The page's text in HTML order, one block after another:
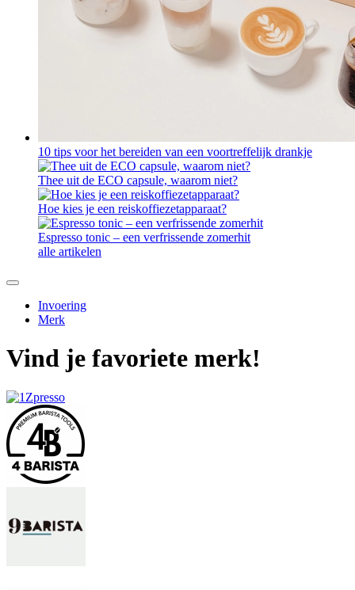
10 tips voor het bereiden van een voortreffelijk drankje
Thee uit de ECO capsule, waarom niet?
Hoe kies je een reiskoffiezetapparaat?
Espresso tonic – een verfrissende zomerhit
alle artikelen
Invoering
Merk
Vind je favoriete merk!